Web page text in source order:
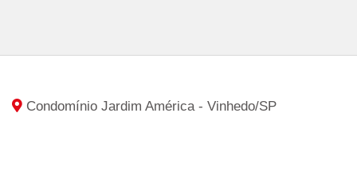
Condomínio Jardim América - Vinhedo/SP